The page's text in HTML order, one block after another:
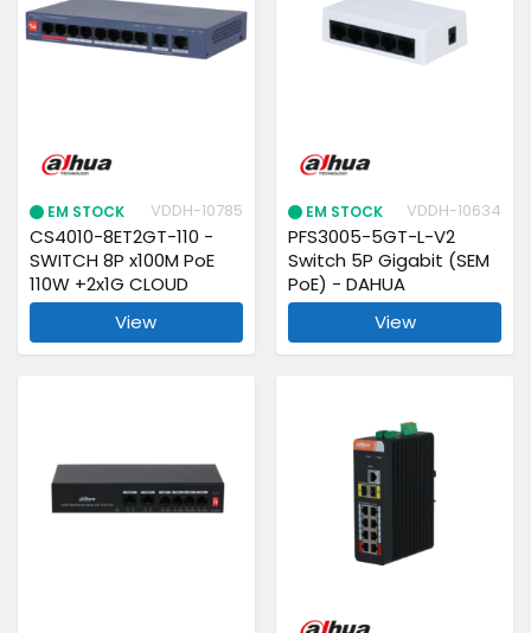
EM STOCK VDDH-10785
CS4010-8ET2GT-110 -
SWITCH 8P x100M PoE
110W +2x1G CLOUD
View
EM STOCK VDDH-10634
PFS3005-5GT-L-V2
Switch 5P Gigabit (SEM
PoE) - DAHUA
View